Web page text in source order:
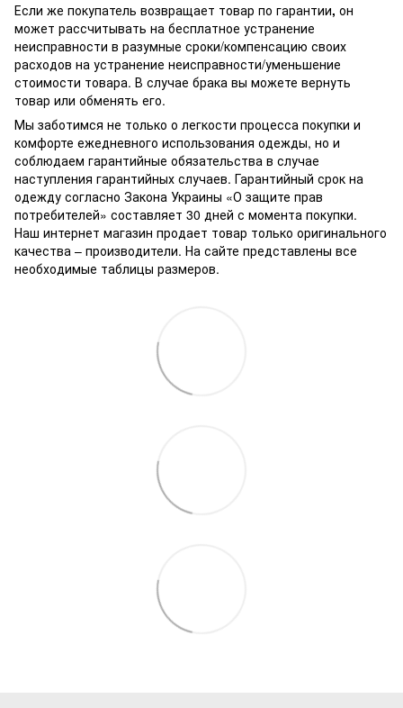
Если же покупатель возвращает товар по гарантии, он
может рассчитывать на бесплатное устранение
неисправности в разумные сроки/компенсацию своих
расходов на устранение неисправности/уменьшение
стоимости товара. В случае брака вы можете вернуть
товар или обменять его.
Мы заботимся не только о легкости процесса покупки и
комфорте ежедневного использования одежды, но и
соблюдаем гарантийные обязательства в случае
наступления гарантийных случаев. Гарантийный срок на
одежду согласно Закона Украины «О защите прав
потребителей» составляет 30 дней с момента покупки.
Наш интернет магазин продает товар только оригинального
качества – производители. На сайте представлены все
необходимые таблицы размеров.